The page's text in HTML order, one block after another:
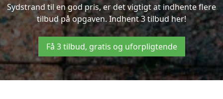
Sydstrand til en god pris, er det vigtigt at indhente flere
tilbud på opgaven. Indhent 3 tilbud her!
Få 3 tilbud, gratis og uforpligtende